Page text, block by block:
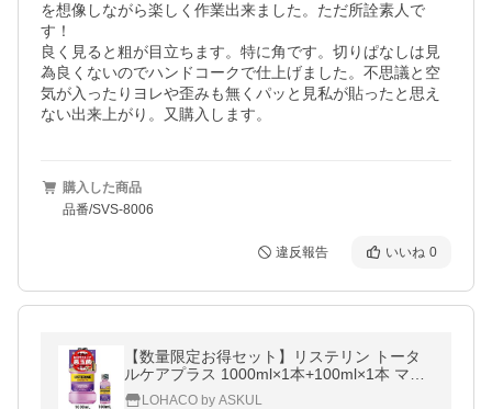
を想像しながら楽しく作業出来ました。ただ所詮素人で
す！
良く見ると粗が目立ちます。特に角です。切りぱなしは見
為良くないのでハンドコークで仕上げました。不思議と空
気が入ったりヨレや歪みも無くパッと見私が貼ったと思え
ない出来上がり。又購入します。
購入した商品
品番/SVS-8006
違反報告 いいね 0
【数量限定お得セット】リステリン トータ
ルケアプラス 1000ml×1本+100ml×1本 マウ
スウォッシュ 液体歯磨き 医薬部外品
LOHACO by ASKUL